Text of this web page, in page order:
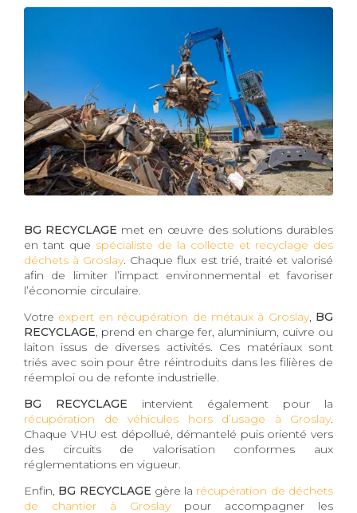
BG RECYCLAGE met en œuvre des solutions durables
en tant que spécialiste de la collecte et recyclage des
déchets à Groslay. Chaque flux est trié, traité et valorisé
afin de limiter l’impact environnemental et favoriser
l’économie circulaire.
Votre expert en récupération de métaux à Groslay, BG
RECYCLAGE, prend en charge fer, aluminium, cuivre ou
laiton issus de diverses activités. Ces matériaux sont
triés avec soin pour être réintroduits dans les filières de
réemploi ou de refonte industrielle.
BG RECYCLAGE intervient également pour la
récupération de véhicules hors d’usage à Groslay.
Chaque VHU est dépollué, démantelé puis orienté vers
des circuits de valorisation conformes aux
réglementations en vigueur.
Enfin, BG RECYCLAGE gère la récupération de déchets
de chantier à Groslaypour accompagner les